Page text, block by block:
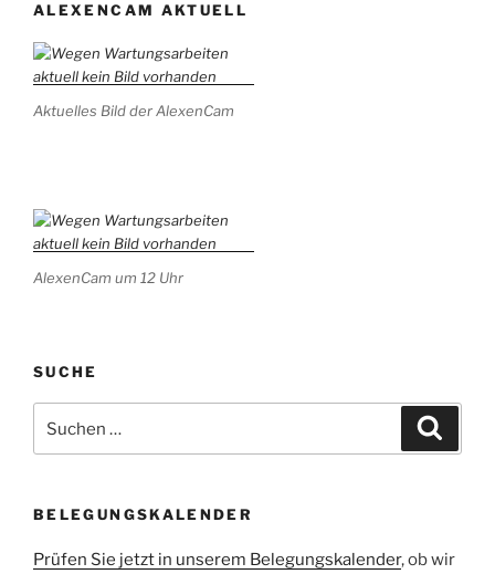
ALEXENCAM AKTUELL
Aktuelles Bild der AlexenCam
AlexenCam um 12 Uhr
SUCHE
nach:
BELEGUNGSKALENDER
Prüfen Sie jetzt in unserem Belegungskalender, ob wir